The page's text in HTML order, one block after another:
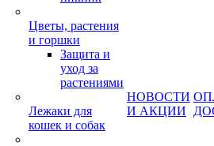
Цветы, растения
и горшки
Защита и
уход за
растениями
Лежаки для
кошек и собак
НОВОСТИ
И АКЦИИ